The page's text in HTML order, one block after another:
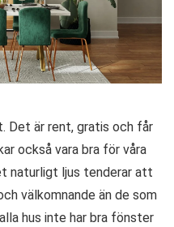
Det är rent, gratis och får
också vara bra för våra
naturligt ljus tenderar att
välkomnande än de som
hus inte har bra fönster